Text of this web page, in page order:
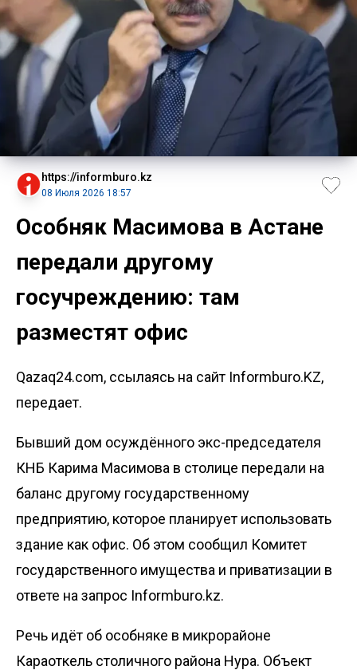
https://informburo.kz
08 Июля 2026 18:57
Особняк Масимова в Астане
передали другому
госучреждению: там
разместят офис
Qazaq24.com, ссылаясь на сайт Informburo.KZ,
передает.
Бывший дом осуждённого экс-председателя
КНБ Карима Масимова в столице передали на
баланс другому государственному
предприятию, которое планирует использовать
здание как офис. Об этом сообщил Комитет
государственного имущества и приватизации в
ответе на запрос Informburo.kz.
Речь идёт об особняке в микрорайоне
Караоткель столичного района Нура. Объект